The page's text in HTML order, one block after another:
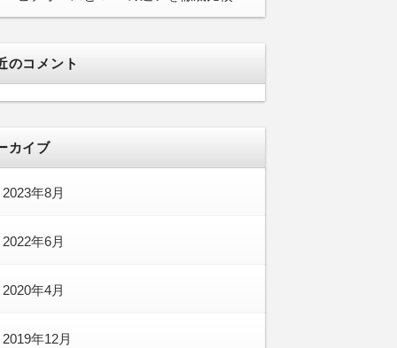
のコメント
カイブ
2023年8月
2022年6月
2020年4月
2019年12月